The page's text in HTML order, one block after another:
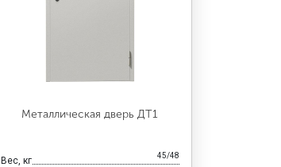
Металлическая дверь ДТ1
Вес, кг 45/48